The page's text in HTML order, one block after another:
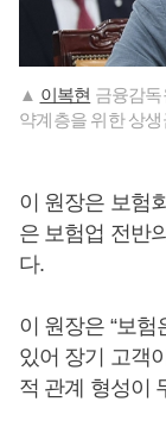
▲ 이복현 금융감
약계층을 위한 상
이 원장은 보험
은 보험업 전반
다.
이 원장은 “보
있어 장기 고객
적 관계 형성이